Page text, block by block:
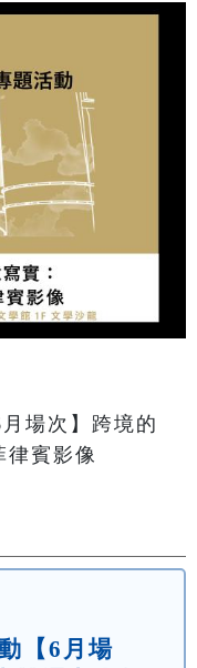
場次】跨境的
賓影像
【6月場